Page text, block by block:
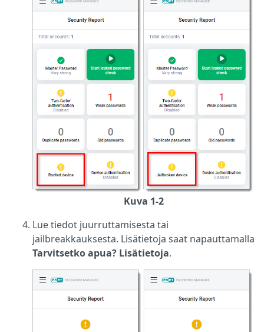
Kuva 1-2
Lue tiedot juurruttamisesta tai
jailbreakkauksesta. Lisätietoja saat napauttamalla
Tarvitsetko apua? Lisätietoja.